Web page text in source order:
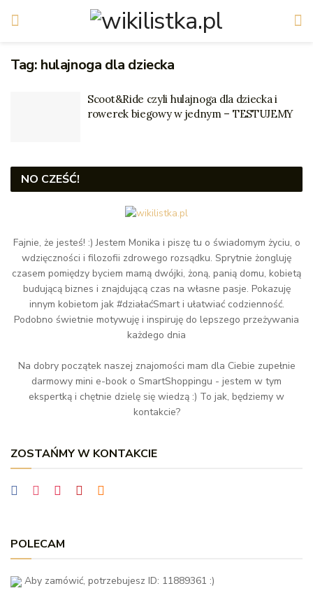
Tag: hulajnoga dla dziecka
Scoot&Ride czyli hulajnoga dla dziecka i
rowerek biegowy w jednym – TESTUJEMY
NO CZEŚĆ!
Fajnie, że jesteś! :) Jestem Monika i piszę tu o świadomym życiu, o
wdzięczności i filozofii zdrowego rozsądku. Sprytnie żongluję
czasem pomiędzy byciem mamą dwójki, żoną, panią domu, kobietą
budującą biznes i znajdującą czas na własne pasje. Pokazuję
innym kobietom jak #działaćSmart i ułatwiać codzienność.
Podobno świetnie motywuję i inspiruję do lepszego przeżywania
każdego dnia
Na dobry początek naszej znajomości mam dla Ciebie zupełnie
darmowy mini e-book o SmartShoppingu - jestem w tym
ekspertką i chętnie dzielę się wiedzą :) To jak, będziemy w
kontakcie?
ZOSTAŃMY W KONTAKCIE
POLECAM
Aby zamówić, potrzebujesz ID: 11889361 :)